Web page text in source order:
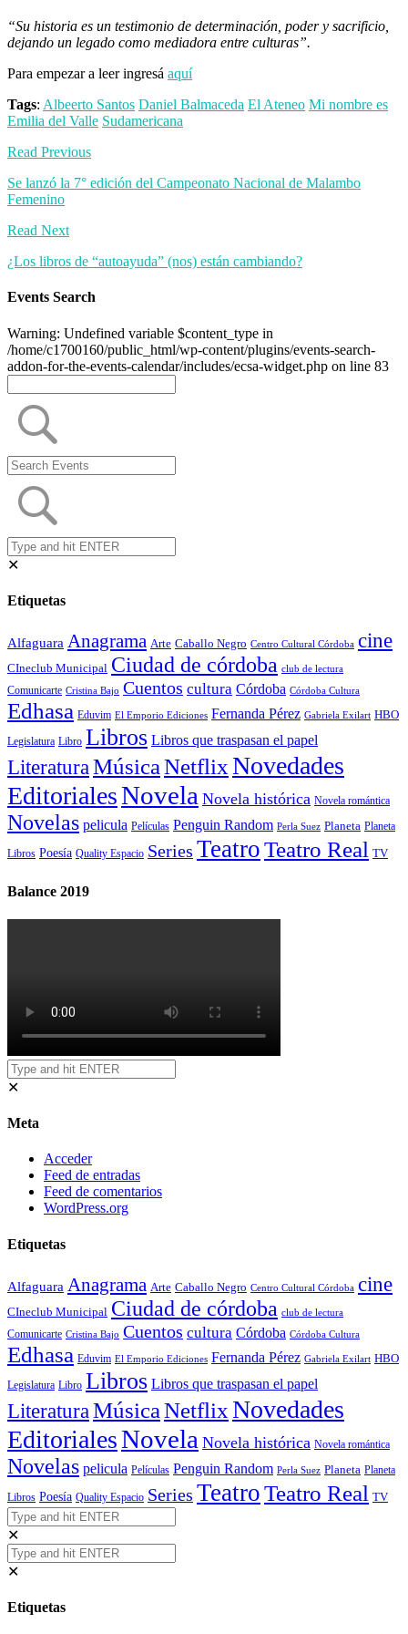
“Su historia es un testimonio de determinación, poder y sacrificio,
dejando un legado como mediadora entre culturas”.
Para empezar a leer ingresá aquí
Tags: Albeerto Santos Daniel Balmaceda El Ateneo Mi nombre es
Emilia del Valle Sudamericana
Read Previous
Se lanzó la 7° edición del Campeonato Nacional de Malambo
Femenino
Read Next
¿Los libros de “autoayuda” (nos) están cambiando?
Events Search
Warning: Undefined variable $content_type in
/home/c1700160/public_html/wp-content/plugins/events-search-
addon-for-the-events-calendar/includes/ecsa-widget.php on line 83
✕
Etiquetas
Alfaguara Anagrama Arte Caballo Negro Centro Cultural Córdoba cine
CIneclub Municipal Ciudad de córdoba club de lectura
Comunicarte Cristina Bajo Cuentos cultura Córdoba Córdoba Cultura
Edhasa Eduvim El Emporio Ediciones Fernanda Pérez Gabriela Exilart HBO
Legislatura Libro Libros Libros que traspasan el papel
LiteraturaMúsicaNetflixNovedades
EditorialesNovela Novela histórica Novela romántica
Novelas pelicula Películas Penguin Random Perla Suez Planeta Planeta
Libros Poesía Quality Espacio Series TeatroTeatro Real TV
Balance 2019
✕
Meta
Acceder
Feed de entradas
Feed de comentarios
WordPress.org
Etiquetas
Alfaguara Anagrama Arte Caballo Negro Centro Cultural Córdoba cine
CIneclub Municipal Ciudad de córdoba club de lectura
Comunicarte Cristina Bajo Cuentos cultura Córdoba Córdoba Cultura
Edhasa Eduvim El Emporio Ediciones Fernanda Pérez Gabriela Exilart HBO
Legislatura Libro Libros Libros que traspasan el papel
LiteraturaMúsicaNetflixNovedades
EditorialesNovela Novela histórica Novela romántica
Novelas pelicula Películas Penguin Random Perla Suez Planeta Planeta
Libros Poesía Quality Espacio Series TeatroTeatro Real TV
✕
✕
Etiquetas